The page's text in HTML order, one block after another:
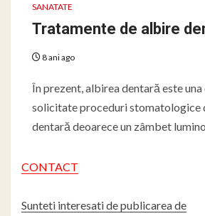
SANATATE
Tratamente de albire
8 ani ago
În prezent, albirea dentară este
solicitate proceduri stomatologice
dentară deoarece un zâmbet
CONTACT
Sunteti interesati de publicarea de